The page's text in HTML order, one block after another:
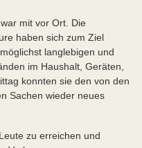
mit vor Ort. Die
haben sich zum Ziel
langlebigen und
im Haushalt, Geräten,
konnten sie den von den
Sachen wieder neues
zu erreichen und